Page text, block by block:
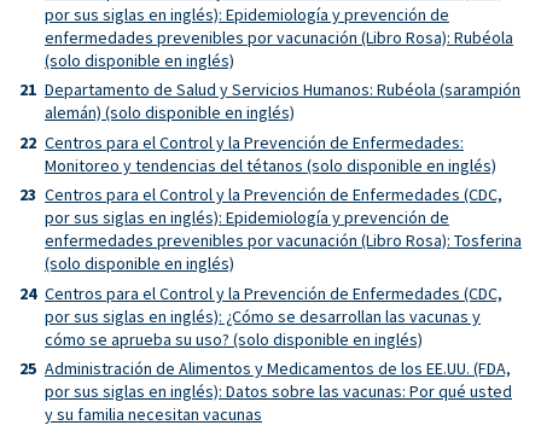
por sus siglas en inglés): Epidemiología y prevención de
enfermedades prevenibles por vacunación (Libro Rosa): Rubéola
(solo disponible en inglés)
Departamento de Salud y Servicios Humanos: Rubéola (sarampión
alemán) (solo disponible en inglés)
Centros para el Control y la Prevención de Enfermedades:
Monitoreo y tendencias del tétanos (solo disponible en inglés)
Centros para el Control y la Prevención de Enfermedades (CDC,
por sus siglas en inglés): Epidemiología y prevención de
enfermedades prevenibles por vacunación (Libro Rosa): Tosferina
(solo disponible en inglés)
Centros para el Control y la Prevención de Enfermedades (CDC,
por sus siglas en inglés): ¿Cómo se desarrollan las vacunas y
cómo se aprueba su uso? (solo disponible en inglés)
Administración de Alimentos y Medicamentos de los EE.UU. (FDA,
por sus siglas en inglés): Datos sobre las vacunas: Por qué usted
y su familia necesitan vacunas